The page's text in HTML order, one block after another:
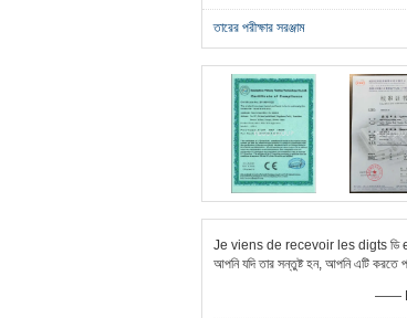
তারের পরীক্ষার সরঞ্জাম
Je viens de recevoir les digts ডি
আপনি যদি তার সন্তুষ্ট হন, আপনি এটি করতে
——